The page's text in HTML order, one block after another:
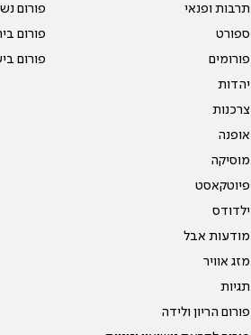
תרבות ופנאי
ספורט
פורומים
יהדות
צרכנות
אופנה
מוסיקה
פיוטקאסט
ילדודס
מודעות אבל
מזג אוויר
תגיות
פורום הריון ולידה
פורום
פורום
פורום